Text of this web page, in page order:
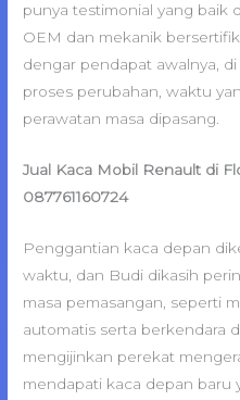
punya testimonial yang baik
OEM dan mekanik
dengar pendapat awalnya,
proses perubahan, waktu
perawatan masa dipasang.
Jual Kaca Mobil Renault di
087761160724
Penggantian kaca depan
waktu, dan Budi dikasih
masa pemasangan, seperti
automatis serta berkendara
mengijinkan perekat
mendapati kaca depan baru